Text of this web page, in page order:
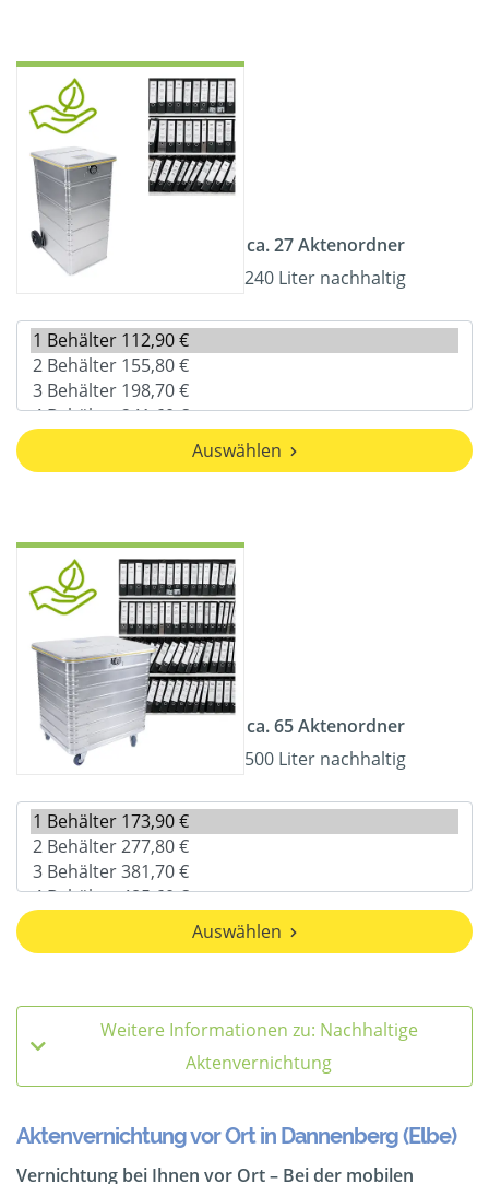
ca. 27 Aktenordner
240 Liter nachhaltig
Auswählen
ca. 65 Aktenordner
500 Liter nachhaltig
Auswählen
Weitere Informationen zu: Nachhaltige
Aktenvernichtung
Aktenvernichtung vor Ort in Dannenberg (Elbe)
Vernichtung bei Ihnen vor Ort – Bei der mobilen